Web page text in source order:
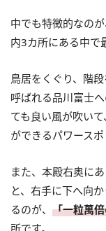
中でも特徴的なの
内3カ所にある中で
鳥居をくぐり、階
呼ばれる品川富士
ても良い風が吹い
ができるパワースポ
また、本殿右奥に
と、右手に下へ向
るのが、 「一粒萬
所です。